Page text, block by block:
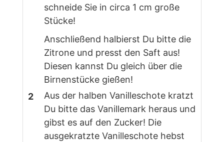
schneide Sie in circa 1 cm große
Stücke!
Anschließend halbierst Du bitte die
Zitrone und presst den Saft aus!
Diesen kannst Du gleich über die
Birnenstücke gießen!
Aus der halben Vanilleschote kratzt
Du bitte das Vanillemark heraus und
gibst es auf den Zucker! Die
ausgekratzte Vanilleschote hebst